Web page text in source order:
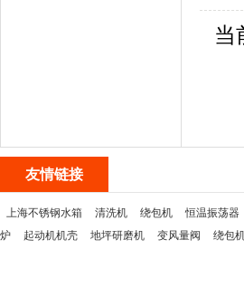
当
友情链接
上海不锈钢水箱 清洗机 绕包机 恒温振荡器
炉
起动机机壳 地坪研磨机 变风量阀 绕包